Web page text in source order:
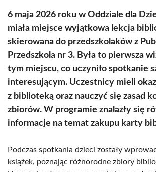
6 maja 2026 roku w Oddziale dla
miała miejsce wyjątkowa lekcja
skierowana do przedszkolaków z
Przedszkola nr 3. Była to pierwsza
tym miejscu, co uczyniło spotkanie
interesującym. Uczestnicy mieli
z biblioteką oraz nauczyć się zasad
zbiorów. W programie znalazły się
informacje na temat zakupu karty
Podczas spotkania dzieci zostały
książek, poznając różnorodne zbiory